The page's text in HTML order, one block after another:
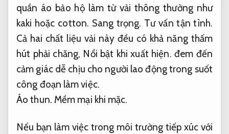
quần áo bảo hộ làm từ vải thông thường như
kaki hoặc cotton. Sang trọng. Tư vấn tận tình.
Cả hai chất liệu vải này đều có khả năng thấm
hút phải chăng, Nổi bật khi xuất hiện. đem đến
cảm giác dễ chịu cho người lao động trong suốt
công đoạn làm việc.
Áo thun. Mềm mại khi mặc.
Nếu bạn làm việc trong môi trường tiếp xúc với